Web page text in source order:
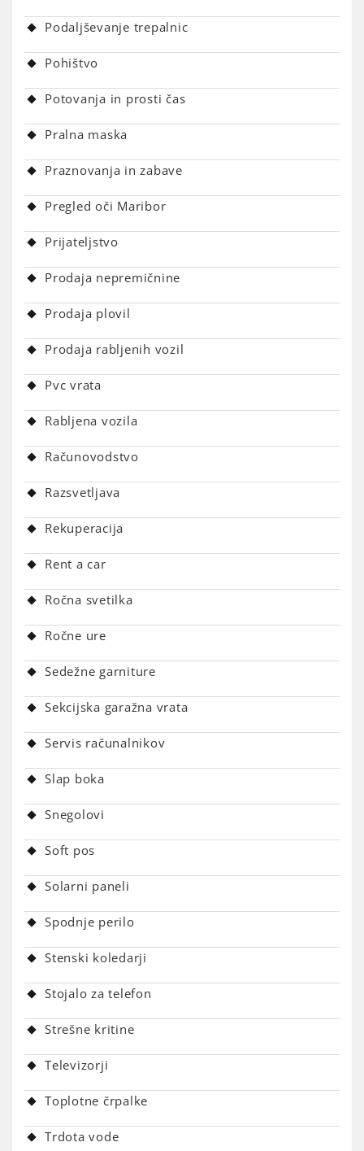
Podaljševanje trepalnic
Pohištvo
Potovanja in prosti čas
Pralna maska
Praznovanja in zabave
Pregled oči Maribor
Prijateljstvo
Prodaja nepremičnine
Prodaja plovil
Prodaja rabljenih vozil
Pvc vrata
Rabljena vozila
Računovodstvo
Razsvetljava
Rekuperacija
Rent a car
Ročna svetilka
Ročne ure
Sedežne garniture
Sekcijska garažna vrata
Servis računalnikov
Slap boka
Snegolovi
Soft pos
Solarni paneli
Spodnje perilo
Stenski koledarji
Stojalo za telefon
Strešne kritine
Televizorji
Toplotne črpalke
Trdota vode